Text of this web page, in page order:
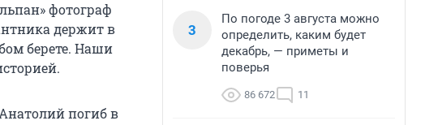
фотограф
держит в
берете. Наши
погиб в
3
По погоде 3 августа можно
определить, каким будет
декабрь, — приметы и
поверья
86 672 11